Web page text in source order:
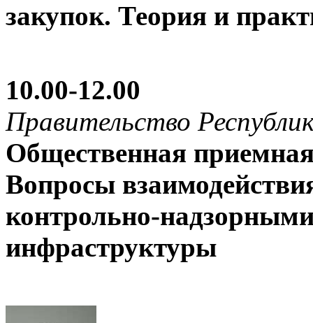
закупок. Теория и
10.00-12.00
Правительство
Общественная
Вопросы
контрольно-
инфраструктуры